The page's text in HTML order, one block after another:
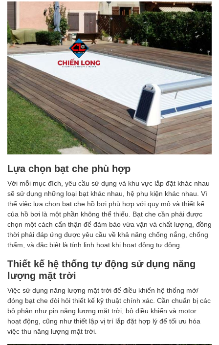
Lựa chọn bạt che phù hợp
Với mỗi mục đích, yêu cầu sử dụng và khu vực lắp đặt khác nhau
sẽ sử dụng những loại bạt khác nhau, hệ phụ kiện khác nhau. Vì
thế việc lựa chọn bạt che hồ bơi phù hợp với quy mô và thiết kế
của hồ bơi là một phần không thể thiếu. Bạt che cần phải được
chọn một cách cẩn thận để đảm bảo vừa vặn và chất lượng, đồng
thời phải đáp ứng được yêu cầu về khả năng chống nắng, chống
thấm, và đặc biệt là tính linh hoạt khi hoạt động tự động.
Thiết kế hệ thống tự động sử dụng năng
lượng mặt trời
Việc sử dụng năng lượng mặt trời để điều khiển hệ thống mở/
đóng bạt che đòi hỏi thiết kế kỹ thuật chính xác. Cần chuẩn bị các
bộ phận như pin năng lượng mặt trời, bộ điều khiển và motor
hoạt động, cũng như thiết lập vị trí lắp đặt hợp lý để tối ưu hóa
việc thu năng lượng mặt trời.